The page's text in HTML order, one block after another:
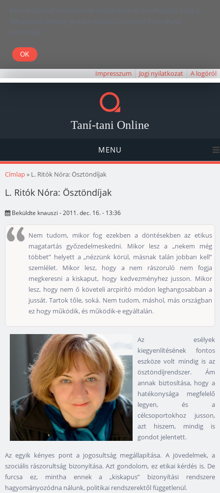
Kedves Olvasó! Weboldalunk böngészésével Ön elfogadja, hogy a
felhasználói élmény javítása céljából cookie-kat használunk.
Köszönjük!
Impresszum Jogi nyilatkozat A logóról
Taní-tani Online
MENU
Jelenlegi hely
Címlap» L. Ritók Nóra: Ösztöndíjak
L. Ritók Nóra: Ösztöndíjak
Beküldte knauszi - 2011. dec. 16. - 13:36
Nem tudom, mikor fog ezekben a döntésekben az etikus
magatartás győzedelmeskedni. Mikor lesz a „nekem még
többet” helyett a „nézzünk körül, másnak talán jobban kell”
szemlélet. Mikor lesz, hogy a nem rászoruló nem fogja
megkeresni a kiskaput, hogy kedvezményhez jusson. Mikor
lesz, hogy nem ő követeli arcpirító módon leghangosabban a
jussát. Tartok tőle, soká. Nem tudom, máshol, más országban
ez hogy működik, és működik-e egyáltalán.
Az esélyek
kiegyenlítésének fontos
eszköze volt mindig is az
ösztöndíjrendszer. Ám
annak biztosítása, hogy a
hatékonysága megfelelő
legyen, és a
célcsoportokhoz jusson,
azt hiszem, mindig is
gondot jelentett.
Az egyik kényes pont a jogosultság megállapítása. A jövedelmek, a
szociális rászorultság bizonyítása. Azt gondolom, ez etikai kérdés is. De
furcsa ez, mintha ennek a „kiskapus” bizonyítási rendszere
hagyományozódna nálunk, politikai rendszerektől függetlenül.